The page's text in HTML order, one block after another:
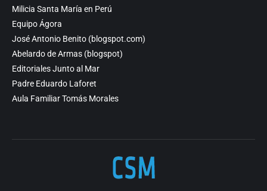
Milicia Santa María en Perú
Equipo Ágora
José Antonio Benito (blogspot.com)
Abelardo de Armas (blogspot)
Editoriales Junto al Mar
Padre Eduardo Laforet
Aula Familiar Tomás Morales